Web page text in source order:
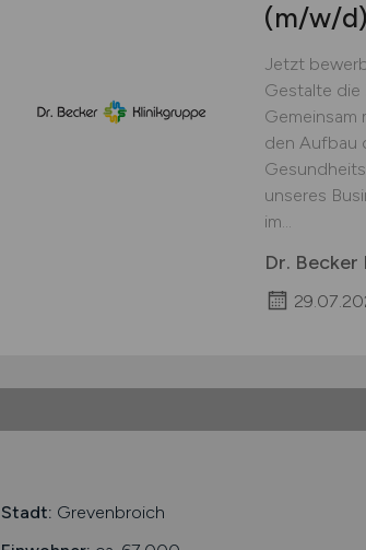
(m/w/d)
Jetzt
Gestalte die
Gemeinsam
den Aufbau
unseres
im...
Dr. Becker
Stadt: Grevenbroich